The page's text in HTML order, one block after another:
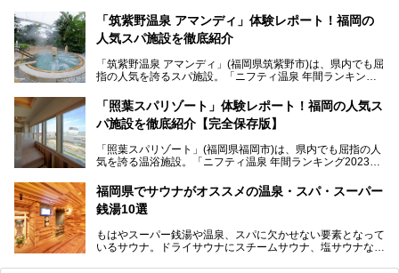
そんな福岡市は、スーパー銭湯も多種多彩。玄界灘を眺めら
れるリゾート気分満点のスーパー銭湯から、繁華街近くのレ
いスーパー銭湯を一挙ご紹介します。
「筑紫野温泉 アマンディ」体験レポート！福岡の
人気スパ施設を徹底紹介
「筑紫野温泉 アマンディ」(福岡県筑紫野市)は、県内でも屈
指の人気を誇るスパ施設。「ニフティ温泉 年間ランキング2
入浴客で賑わっています。
そこで今回は、ニフティ温泉ライターである筆者が現地訪
ーム・併設するレストランを体験し、それらの全貌を徹底紹
介します！
「照葉スパリゾート」体験レポート！福岡の人気ス
パ施設を徹底紹介【完全保存版】
「照葉スパリゾート」(福岡県福岡市)は、県内でも屈指の人
気を誇る温浴施設。「ニフティ温泉 年間ランキング2023」
常連客で賑わっています。
そこで今回は、ニフティ温泉ライターである筆者が現地体
ューズメント・宿泊施設・グルメ・その他施設まで、多彩な
る全貌と魅力を徹底紹介します！
福岡県でサウナがオススメの温泉・スパ・スーパー
銭湯10選
もはやスーパー銭湯や温泉、スパに欠かせない要素となって
いるサウナ。ドライサウナにスチームサウナ、塩サウナな